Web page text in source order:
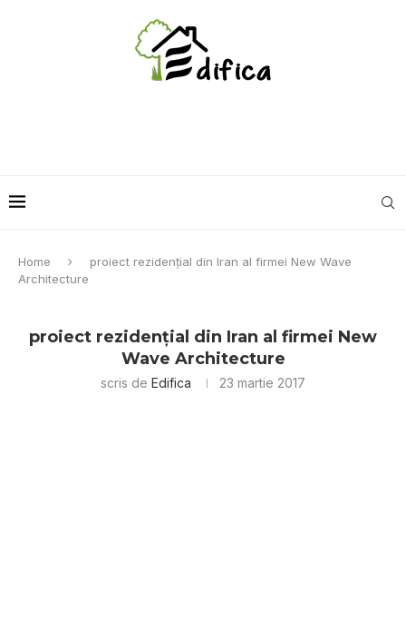
Home
proiect rezidențial din Iran al firmei New Wave
Architecture
proiect rezidențial din Iran al firmei New
Wave Architecture
scris de Edifica 23 martie 2017